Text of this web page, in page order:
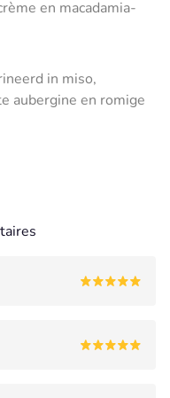
en macadamia-
in miso,
aubergine en romige